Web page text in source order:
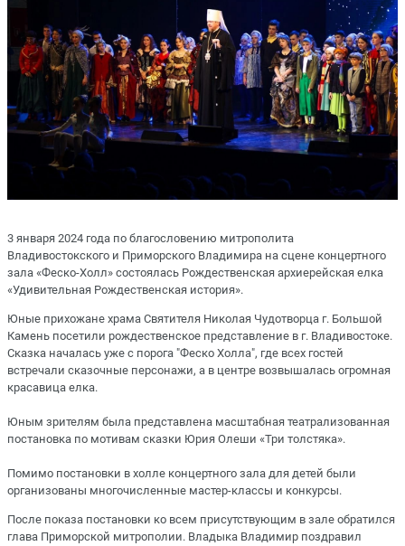
3 января 2024 года по благословению митрополита
Владивостокского и Приморского Владимира на сцене концертного
зала «Феско-Холл» состоялась Рождественская архиерейская елка
«Удивительная Рождественская история».
Юные прихожане храма Святителя Николая Чудотворца г. Большой
Камень посетили рождественское представление в г. Владивостоке.
Сказка началась уже с порога "Феско Холла", где всех гостей
встречали сказочные персонажи, а в центре возвышалась огромная
красавица елка.
Юным зрителям была представлена масштабная театрализованная
постановка по мотивам сказки Юрия Олеши «Три толстяка».
Помимо постановки в холле концертного зала для детей были
организованы многочисленные мастер-классы и конкурсы.
После показа постановки ко всем присутствующим в зале обратился
глава Приморской митрополии. Владыка Владимир поздравил